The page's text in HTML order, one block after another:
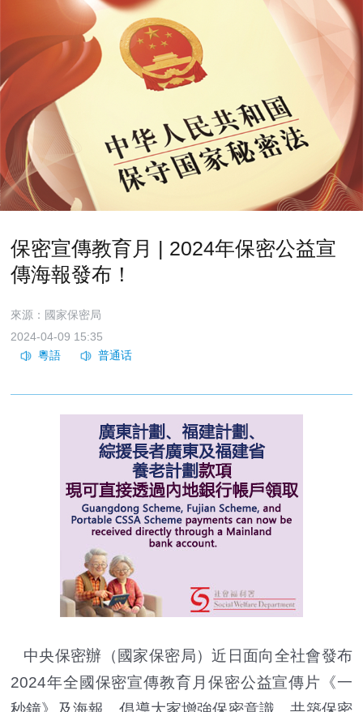
保密宣傳教育月 | 2024年保密公益宣
傳海報發布！
來源：國家保密局
2024-04-09 15:35
中央保密辦（國家保密局）近日面向全社會發布
2024年全國保密宣傳教育月保密公益宣傳片《一